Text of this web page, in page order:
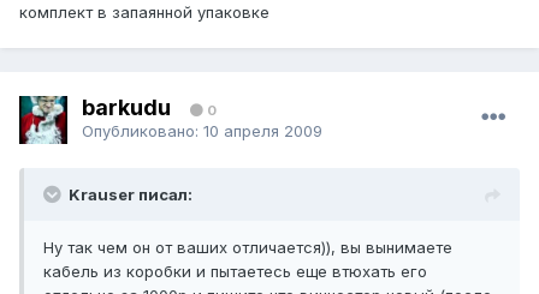
комплект в запаянной упаковке
barkudu 0
Опубликовано: 10 апреля 2009
Krauser писал:
Ну так чем он от ваших отличается)), вы вынимаете
кабель из коробки и пытаетесь еще втюхать его